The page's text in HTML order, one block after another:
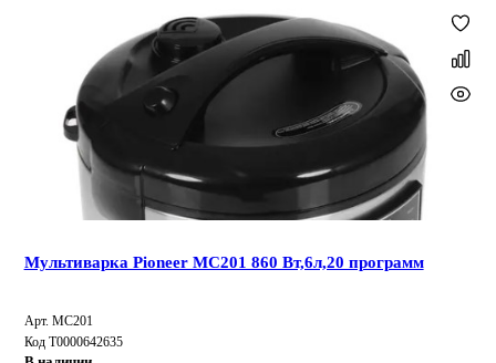
Мультиварка Pioneer MC201 860 Вт,6л,20 программ
Арт. MC201
Код Т0000642635